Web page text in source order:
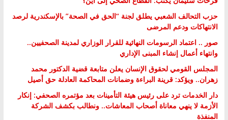
حزب التحالف الشعبي يطلق لجنة “الحق في الصحة” بالإسكندرية لرصد
الانتهاكات ودعم المرضى
صور .. اعتماد الرسومات النهائية للقرار الوزاري لمدينة الصحفيين..
وانتهاء أعمال إنشاء المبنى الإداري
المجلس القومي لحقوق الإنسان يعلن متابعة قضية الدكتور محمد
زهران.. ويؤكد: قرينة البراءة وضمانات المحاكمة العادلة حق أصيل
دار الخدمات ترد على رئيس هيئة التأمينات بعد مؤتمره الصحفي: إنكار
الأزمة لا ينهي معاناة أصحاب المعاشات.. ونطالب بكشف الشركة
المنفذة